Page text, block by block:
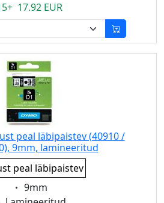
17.92 EUR
peal läbipaistev (40910 /
9mm, lamineeritud
peal läbipaistev
Eigenschaft:
9mm